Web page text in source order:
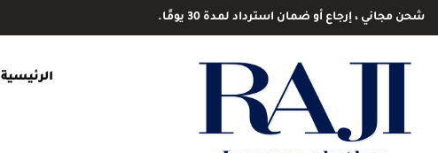
شحن مجاني ، إرجاع أو ضمان استرداد لمدة 30 يومًا.
الرئيسية